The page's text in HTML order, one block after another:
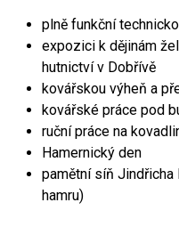
plně funkční
expozici k dějinám
hutnictví v Dobřívě
kovářskou výheň a
kovářské práce pod
ruční práce na
Hamernický den
pamětní síň Jindřicha
hamru)